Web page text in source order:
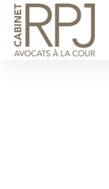
principal